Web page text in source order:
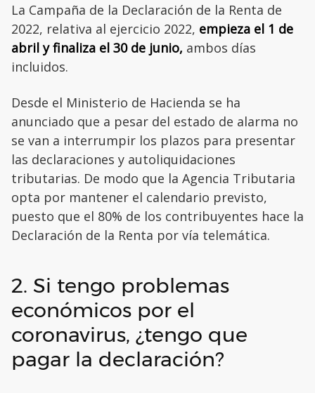
La Campaña de la Declaración de la Renta de
2022, relativa al ejercicio 2022, empieza el 1 de
abril y finaliza el 30 de junio, ambos días
incluidos.
Desde el Ministerio de Hacienda se ha
anunciado que a pesar del estado de alarma no
se van a interrumpir los plazos para presentar
las declaraciones y autoliquidaciones
tributarias. De modo que la Agencia Tributaria
opta por mantener el calendario previsto,
puesto que el 80% de los contribuyentes hace la
Declaración de la Renta por vía telemática.
2. Si tengo problemas
económicos por el
coronavirus, ¿tengo que
pagar la declaración?